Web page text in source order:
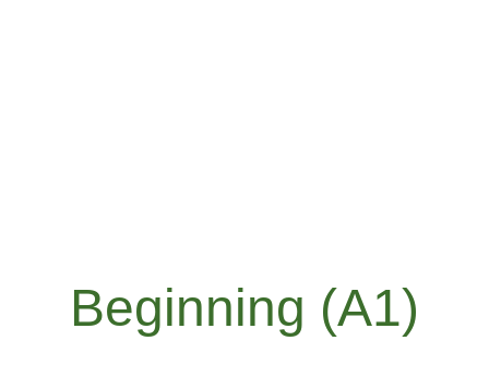
Beginning (A1)